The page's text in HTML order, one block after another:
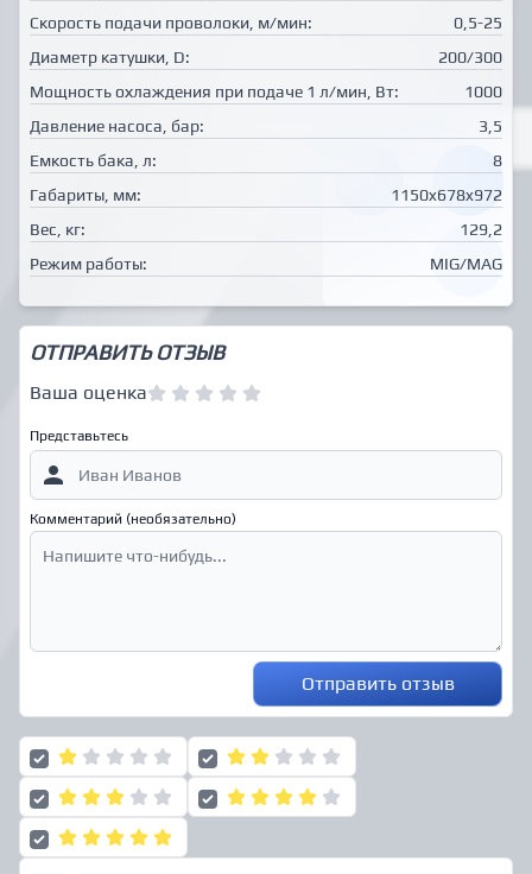
Скорость подачи проволоки, м/мин:
0,5-25
Диаметр катушки, D:
200/300
Мощность охлаждения при подаче 1 л/мин, Вт:
1000
Давление насоса, бар:
3,5
Емкость бака, л:
8
Габариты, мм:
1150x678x972
Вес, кг:
129,2
Режим работы:
MIG/MAG
ОТПРАВИТЬ ОТЗЫВ
Ваша оценка
Представьтесь
Комментарий (необязательно)
Отправить отзыв